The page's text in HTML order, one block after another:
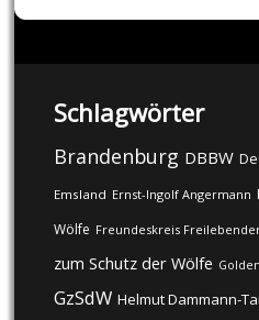
Schlagwörter
Brandenburg DBBW
Emsland Ernst-Ingolf Angermann
Wölfe Freundeskreis
zum Schutz der Wölfe
GzSdW Helmut Dammann-